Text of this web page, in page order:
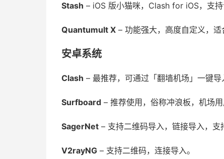
Stash – iOS 版小猫咪，Clash for iOS，支
Quantumult X – 功能强大，高度自定义，适
安卓系统
Clash – 最推荐，可通过「翻墙机场」一键导
Surfboard – 推荐使用，俗称冲浪板，机场用
SagerNet – 支持二维码导入，链接导入，支
V2rayNG – 支持二维码，连接导入。